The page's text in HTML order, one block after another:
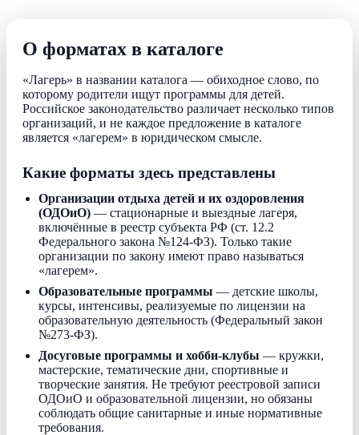
О форматах в каталоге
«Лагерь» в названии каталога — обиходное слово, по
которому родители ищут программы для детей.
Российское законодательство различает несколько типов
организаций, и не каждое предложение в каталоге
является «лагерем» в юридическом смысле.
Какие форматы здесь представлены
Организации отдыха детей и их оздоровления
(ОДОиО) — стационарные и выездные лагеря,
включённые в реестр субъекта РФ (ст. 12.2
Федерального закона №124-ФЗ). Только такие
организации по закону имеют право называться
«лагерем».
Образовательные программы — детские школы,
курсы, интенсивы, реализуемые по лицензии на
образовательную деятельность (Федеральный закон
№273-ФЗ).
Досуговые программы и хобби-клубы — кружки,
мастерские, тематические дни, спортивные и
творческие занятия. Не требуют реестровой записи
ОДОиО и образовательной лицензии, но обязаны
соблюдать общие санитарные и иные нормативные
требования.